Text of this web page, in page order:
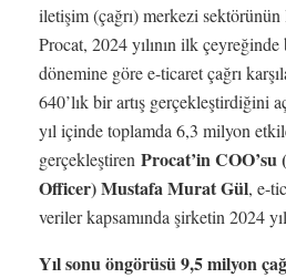
iletişim (çağrı) merkezi
Procat, 2024 yılının ilk çeyreğinde
dönemine göre e-ticaret çağrı
640’lık bir artış gerçekleştirdiğini
yıl içinde toplamda 6,3 milyon
gerçekleştiren Procat’in
Officer) Mustafa Murat Gül, e-
veriler kapsamında şirketin 2024
Yıl sonu öngörüsü 9,5 milyon